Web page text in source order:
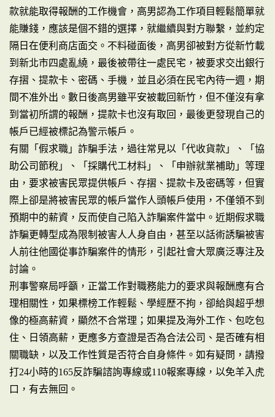
款就能取得報酬的工作機會，高男認為工作項目輕鬆簡單就
能賺錢，應該是個不錯的選擇，就繼續與對方聯繫，並約定
隔日在便利商店面交。不料碰面後，高男卻被對方從新竹載
到新北市四處亂繞，最後被帶往一處民宅，被要求交出銀行
存摺、提款卡、密碼、手機，並且必須在民宅內待一週，期
間不准外出。數日後高男雖平安被載回新竹，但不僅沒有拿
到當初所謂的報酬，提款卡也沒有取回，最後更發現自己的
帳戶已經被標記為警示帳戶。
有關「假求職」詐騙手法，過往常見以「代收貨款」、「協
助公司節稅」、「採購代工材料」、「申辦就業補助」等理
由，要求被害民眾提供帳戶、存摺、提款卡及密碼等，但實
際上卻是將被害民眾的帳戶當作人頭帳戶使用，不僅領不到
預期中的薪資，反而使自己陷入詐騙案件當中。近期假求職
詐騙更轉型成為限制被害人人身自由，甚至以話術誘騙被害
人前往他國從事詐騙案件的情形，引起社會大眾廣泛專注及
討論。
刑事警察局呼籲，正當工作對職務能力的要求與報酬應有合
理相關性，如果標榜工作輕鬆、學經歷不拘，卻給與超乎想
像的極高薪資，顯然不合常理；如果提及海外工作、包吃包
住、日領高薪，更應多方查證是否為合法公司、是否確有相
關職缺，以及工作性質是否符合自身條件。如有疑問，請撥
打24小時的165反詐騙諮詢專線或110報案專線，以免羊入虎
口，有去無回。